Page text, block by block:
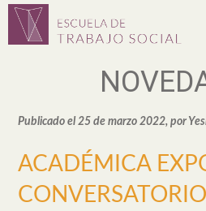
Publicado el 25 de marzo 2022, por
ACADÉMICA
CONVERSATORIO